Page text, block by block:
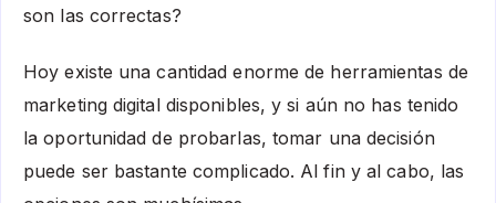
son las correctas?
Hoy existe una cantidad enorme de herramientas de
marketing digital disponibles, y si aún no has tenido
la oportunidad de probarlas, tomar una decisión
puede ser bastante complicado. Al fin y al cabo, las